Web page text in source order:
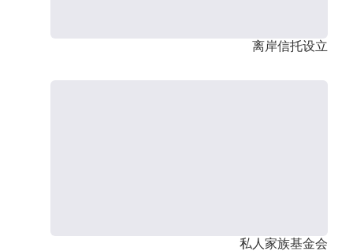
离岸信托设立
私人家族基金会